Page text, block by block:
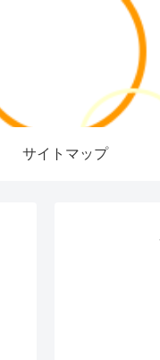
サイトマップ